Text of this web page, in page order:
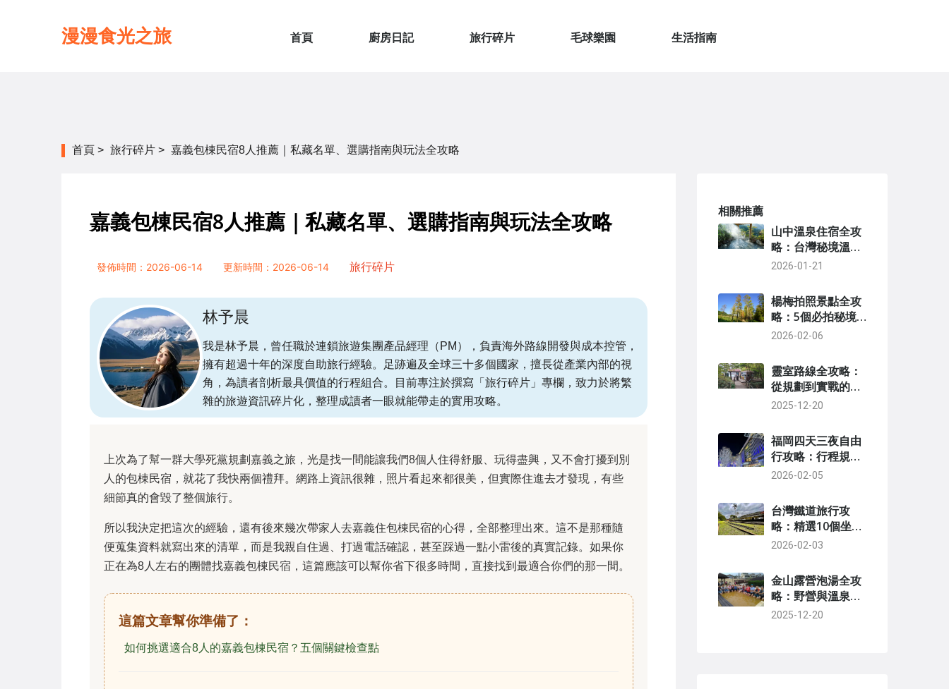
漫漫食光之旅 首頁 廚房日記 旅行碎片 毛球樂園 生活指南
首頁 > 旅行碎片 > 嘉義包棟民宿8人推薦｜私藏名單、選購指南與玩法全攻略
嘉義包棟民宿8人推薦｜私藏名單、選購指南與玩法全攻略
發佈時間：2026-06-14 更新時間：2026-06-14 旅行碎片
林予晨
我是林予晨，曾任職於連鎖旅遊集團產品經理（PM），負責海外路線開發與成本控管，
擁有超過十年的深度自助旅行經驗。足跡遍及全球三十多個國家，擅長從產業內部的視
角，為讀者剖析最具價值的行程組合。目前專注於撰寫「旅行碎片」專欄，致力於將繁
雜的旅遊資訊碎片化，整理成讀者一眼就能帶走的實用攻略。
上次為了幫一群大學死黨規劃嘉義之旅，光是找一間能讓我們8個人住得舒服、玩得盡興，又不會打擾到別
人的包棟民宿，就花了我快兩個禮拜。網路上資訊很雜，照片看起來都很美，但實際住進去才發現，有些
細節真的會毀了整個旅行。
所以我決定把這次的經驗，還有後來幾次帶家人去嘉義住包棟民宿的心得，全部整理出來。這不是那種隨
便蒐集資料就寫出來的清單，而是我親自住過、打過電話確認，甚至踩過一點小雷後的真實記錄。如果你
正在為8人左右的團體找嘉義包棟民宿，這篇應該可以幫你省下很多時間，直接找到最適合你們的那一間。
這篇文章幫你準備了：
如何挑選適合8人的嘉義包棟民宿？五個關鍵檢查點
相關推薦
山中溫泉住宿全攻
略：台灣秘境溫泉
旅館推薦與選擇技
2026-01-21
楊梅拍照景點全攻
略：5個必拍秘境
與行程規劃指南
2026-02-06
靈室路線全攻略：
從規劃到實戰的完
整指南
2025-12-20
福岡四天三夜自由
行攻略：行程規
劃、美食景點與住
2026-02-05
台灣鐵道旅行攻
略：精選10個坐火
車就能到的絕美景
2026-02-03
金山露營泡湯全攻
略：野營與溫泉的
完美結合指南
2025-12-20